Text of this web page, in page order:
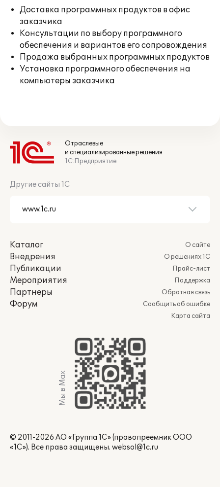
Доставка программных продуктов в офис
заказчика
Консультации по выбору программного
обеспечения и вариантов его сопровождения
Продажа выбранных программных продуктов
Установка программного обеспечения на
компьютеры заказчика
Отраслевые
и специализированные решения
1С:Предприятие
Другие сайты 1С
Каталог
Внедрения
Публикации
Мероприятия
Партнеры
Форум
О сайте
О решениях 1С
Прайс-лист
Поддержка
Обратная связь
Сообщить об ошибке
Карта сайта
Мы в Max
© 2011-2026 АО «Группа 1С» (правопреемник ООО
«1С»). Все права защищены. websol@1c.ru